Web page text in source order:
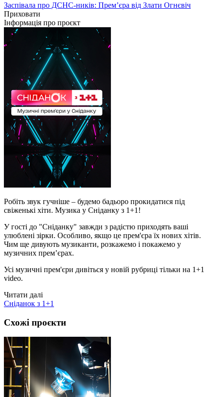
Заспівала про ДСНС-ників: Прем’єра від Злати Огнєвіч
Приховати
Інформація про проєкт
Робіть звук гучніше – будемо бадьоро прокидатися під
свіженькі хіти. Музика у Сніданку з 1+1!
У гості до "Сніданку" завжди з радістю приходять ваші
улюблені зірки. Особливо, якщо це прем'єра їх нових хітів.
Чим ще дивують музиканти, розкажемо і покажемо у
музичних прем’єрах.
Усі музичні прем'єри дивіться у новій рубриці тільки на 1+1
video.
Читати далі
Сніданок з 1+1
Схожі проєкти